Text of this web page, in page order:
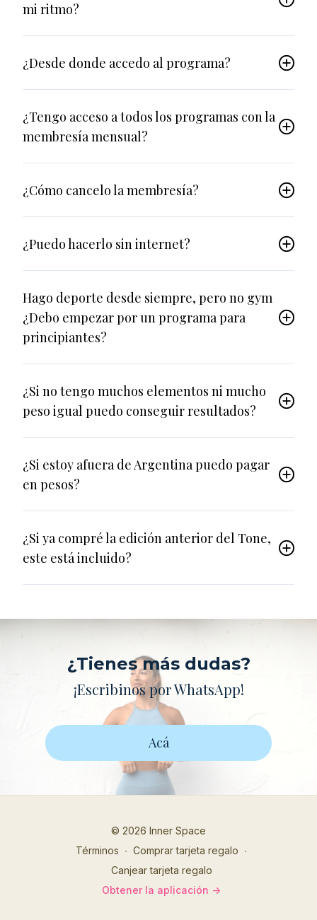
mi ritmo?
¿Desde donde accedo al programa?
¿Tengo acceso a todos los programas con la
membresía mensual?
¿Cómo cancelo la membresía?
¿Puedo hacerlo sin internet?
Hago deporte desde siempre, pero no gym
¿Debo empezar por un programa para
principiantes?
¿Si no tengo muchos elementos ni mucho
peso igual puedo conseguir resultados?
¿Si estoy afuera de Argentina puedo pagar
en pesos?
¿Si ya compré la edición anterior del Tone,
este está incluido?
¿Tienes más dudas?
¡Escribinos por WhatsApp!
Acá
© 2026 Inner Space
Términos ∙ Comprar tarjeta regalo ∙
Canjear tarjeta regalo
Obtener la aplicación ->